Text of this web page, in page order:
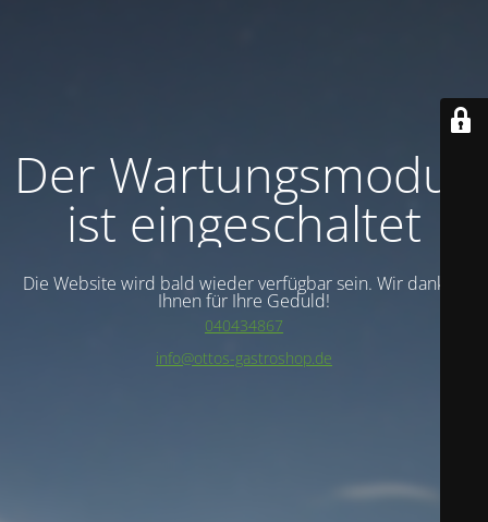
Der Wartungsmodus
ist eingeschaltet
Die Website wird bald wieder verfügbar sein. Wir danken
Ihnen für Ihre Geduld!
040434867
info@ottos-gastroshop.de